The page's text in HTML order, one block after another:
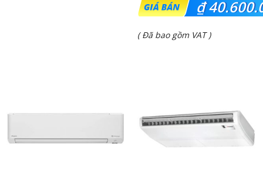
gốc
là:
₫
Giá
₫ 40.600.000.
( Đã bao gồm VAT )